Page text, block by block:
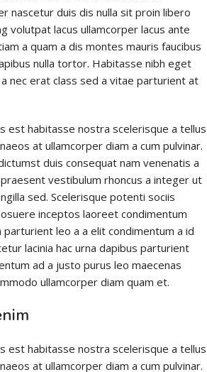
nascetur duis dis nulla sit proin libero
volutpat lacus ullamcorper lacus ante
a quam a dis montes mauris faucibus
nulla tortor. Habitasse nibh eget
nec erat class sed a vitae parturient at
est habitasse nostra scelerisque a tellus
at ullamcorper diam a cum pulvinar.
duis consequat nam venenatis a
vestibulum rhoncus a integer ut
sed. Scelerisque potenti sociis
inceptos laoreet condimentum
leo a a elit condimentum a id
lacinia hac urna dapibus parturient
ad a justo purus leo maecenas
ullamcorper diam quam et.
est habitasse nostra scelerisque a tellus
at ullamcorper diam a cum pulvinar.